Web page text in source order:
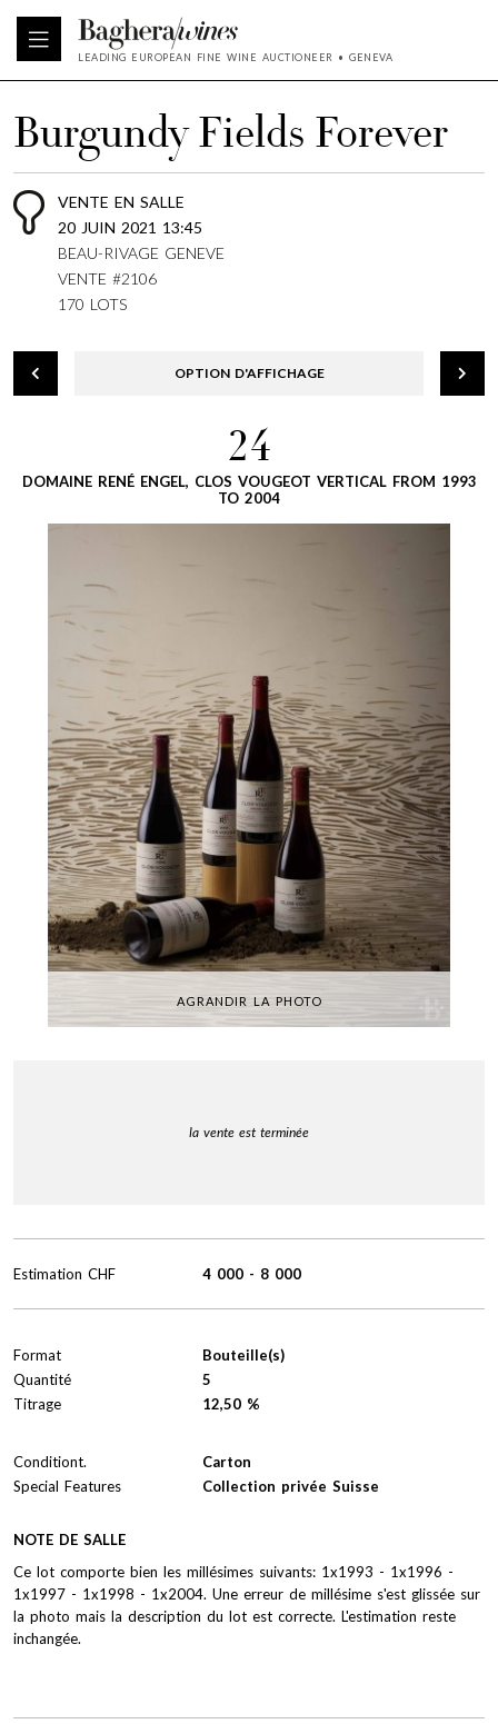
LEADING EUROPEAN FINE WINE AUCTIONEER • GENEVA
Burgundy Fields Forever
VENTE EN SALLE
20 JUIN 2021 13:45
BEAU-RIVAGE GENEVE
VENTE #2106
170 LOTS
OPTION D'AFFICHAGE
24
DOMAINE RENÉ ENGEL, CLOS VOUGEOT VERTICAL FROM 1993
TO 2004
AGRANDIR LA PHOTO
la vente est terminée
Format
Bouteille(s)
Quantité
5
Titrage
12,50 %
Conditiont.
Carton
Special Features
Collection privée Suisse
Estimation CHF 4 000 - 8 000
NOTE DE SALLE
Ce lot comporte bien les millésimes suivants: 1x1993 - 1x1996 -
1x1997 - 1x1998 - 1x2004. Une erreur de millésime s'est glissée sur
la photo mais la description du lot est correcte. L'estimation reste
inchangée.